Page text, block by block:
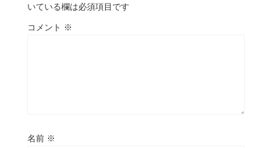
いている欄は必須項目です
コメント ※
名前 ※